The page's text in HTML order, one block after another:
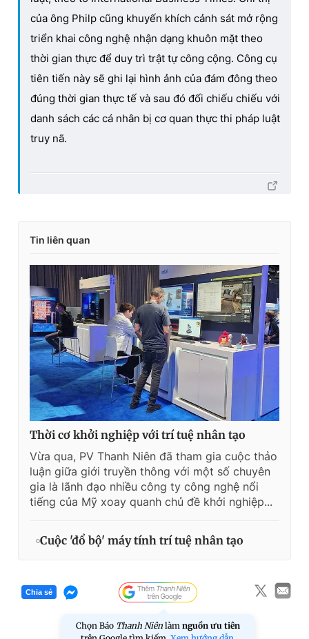
của ông Philp cũng khuyến khích cảnh sát mở rộng
triển khai công nghệ nhận dạng khuôn mặt theo
thời gian thực để duy trì trật tự công cộng. Công cụ
tiên tiến này sẽ ghi lại hình ảnh của đám đông theo
đúng thời gian thực tế và sau đó đối chiếu chiếu với
danh sách các cá nhân bị cơ quan thực thi pháp luật
truy nã.
Tin liên quan
Thời cơ khởi nghiệp với trí tuệ nhân tạo
Vừa qua, PV Thanh Niên đã tham gia cuộc thảo
luận giữa giới truyền thông với một số chuyên
gia là lãnh đạo nhiều công ty công nghệ nổi
tiếng của Mỹ xoay quanh chủ đề khởi nghiệp...
Cuộc 'đổ bộ' máy tính trí tuệ nhân tạo
Chia sẻ
Chọn Báo Thanh Niên làm nguồn ưu tiên